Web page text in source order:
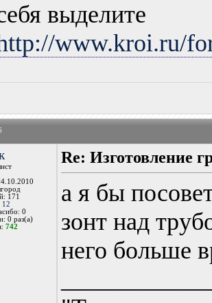
выделите
www.kroi.ru/
171
12
0
0 раз(а)
742
Re: Изготовление
а я бы
зонт над
него больше